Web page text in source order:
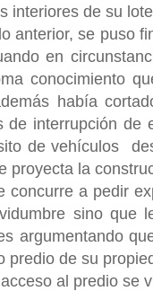
interiores de su
anterior, se puso
en
conocimiento
había
de interrupción de
de vehículos
proyecta la
concurre a pedir
sino que
argumentando
predio de su
al predio se